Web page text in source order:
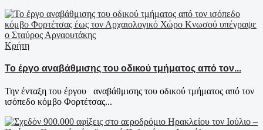
Κρήτη
Το έργο αναβάθμισης του οδικού τμήματος από τον...
Την ένταξη του έργου αναβάθμισης του οδικού τμήματος από τον
ισόπεδο κόμβο Φορτέτσας...